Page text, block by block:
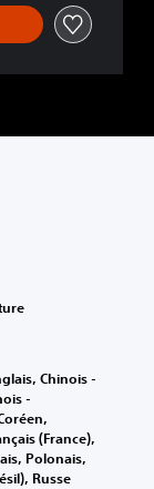
Chinois -
-
(France),
Polonais,
Russe